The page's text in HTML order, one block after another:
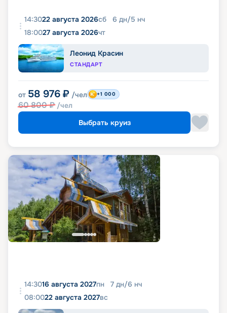
14:3022 августа 2026сб 6 дн/5 нч
18:0027 августа 2026чт
Леонид Красин
СТАНДАРТ
от 58 976 ₽ /чел
60 800₽ /чел
+1 000
Выбрать круиз
14:3016 августа 2027пн 7 дн/6 нч
08:0022 августа 2027вс